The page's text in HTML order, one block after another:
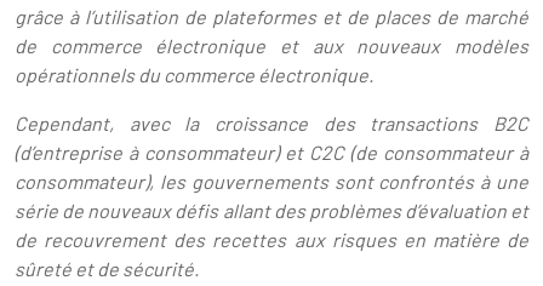
grâce à l’utilisation de plateformes et de places de marché
de commerce électronique et aux nouveaux modèles
opérationnels du commerce électronique.
Cependant, avec la croissance des transactions B2C
(d’entreprise à consommateur) et C2C (de consommateur à
consommateur), les gouvernements sont confrontés à une
série de nouveaux défis allant des problèmes d’évaluation et
de recouvrement des recettes aux risques en matière de
sûreté et de sécurité.